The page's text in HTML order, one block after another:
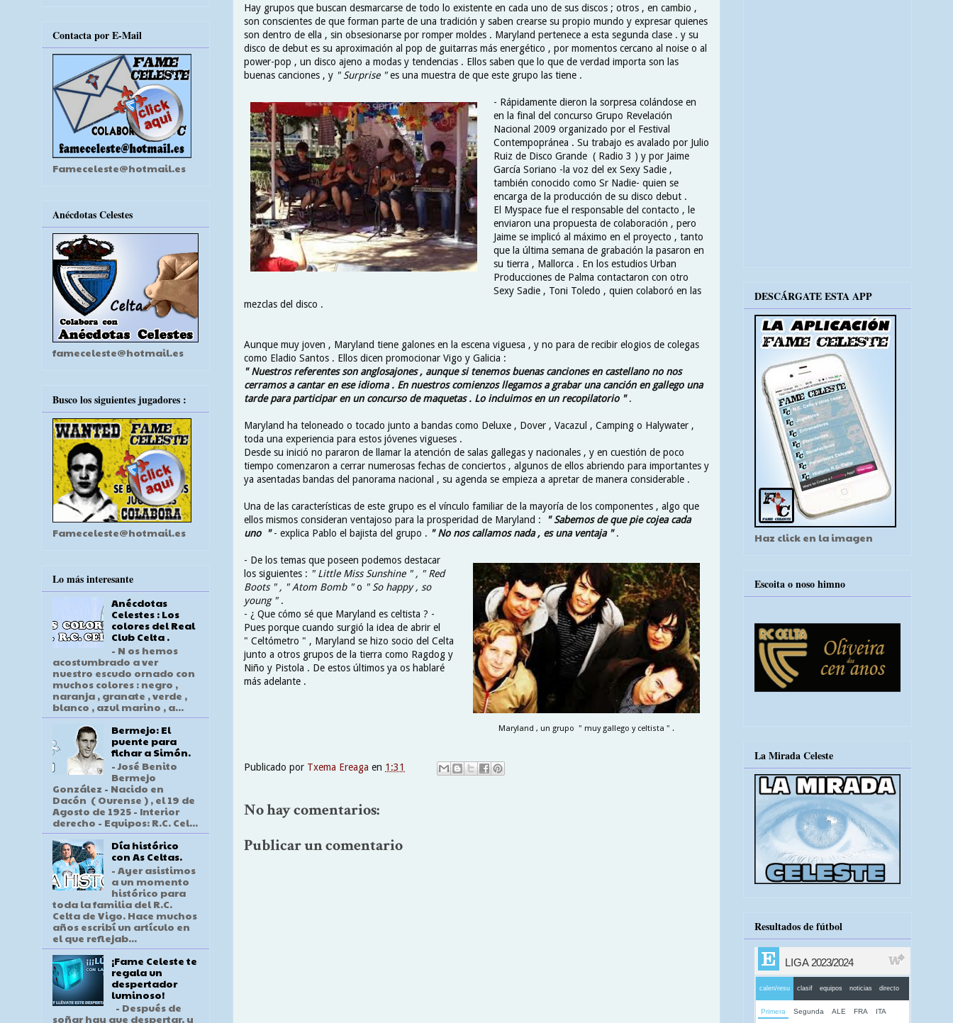
Hay grupos que buscan desmarcarse de todo lo existente en cada uno de sus discos ; otros , en cambio ,
son conscientes de que forman parte de una tradición y saben crearse su propio mundo y expresar quienes
son dentro de ella , sin obsesionarse por romper moldes . Maryland pertenece a esta segunda clase . y su
disco de debut es su aproximación al pop de guitarras más energético , por momentos cercano al noise o al
power-pop , un disco ajeno a modas y tendencias . Ellos saben que lo que de verdad importa son las
buenas canciones , y " Surprise "es una muestra de que este grupo las tiene .
- Rápidamente dieron la sorpresa colándose en
en la final del concurso Grupo Revelación
Nacional 2009 organizado por el Festival
Contempopránea . Su trabajo es avalado por Julio
Ruiz de Disco Grande ( Radio 3 ) y por Jaime
García Soriano -la voz del ex Sexy Sadie ,
también conocido como Sr Nadie- quien se
encarga de la producción de su disco debut .
El Myspace fue el responsable del contacto , le
enviaron una propuesta de colaboración , pero
Jaime se implicó al máximo en el proyecto , tanto
que la última semana de grabación la pasaron en
su tierra , Mallorca . En los estudios Urban
Producciones de Palma contactaron con otro
Sexy Sadie , Toni Toledo , quien colaboró en las
mezclas del disco .
Aunque muy joven , Maryland tiene galones en la escena viguesa , y no para de recibir elogios de colegas
como Eladio Santos . Ellos dicen promocionar Vigo y Galicia :
" Nuestros referentes son anglosajones , aunque si tenemos buenas canciones en castellano no nos
cerramos a cantar en ese idioma . En nuestros comienzos llegamos a grabar una canción en gallego una
tarde para participar en un concurso de maquetas . Lo incluimos en un recopilatorio ".
Maryland ha teloneado o tocado junto a bandas como Deluxe , Dover , Vacazul , Camping o Halywater ,
toda una experiencia para estos jóvenes vigueses .
Desde su inició no pararon de llamar la atención de salas gallegas y nacionales , y en cuestión de poco
tiempo comenzaron a cerrar numerosas fechas de conciertos , algunos de ellos abriendo para importantes y
ya asentadas bandas del panorama nacional , su agenda se empieza a apretar de manera considerable .
Una de las características de este grupo es el vínculo familiar de la mayoría de los componentes , algo que
ellos mismos consideran ventajoso para la prosperidad de Maryland :
" Sabemos de que pie cojea cada
uno "- explica Pablo el bajista del grupo . " No nos callamos nada , es una ventaja ".
Maryland , un grupo " muy gallego y celtista " .
- De los temas que poseen podemos destacar
los siguientes : " Little Miss Sunshine " , " Red
Boots " , " Atom Bomb "o " So happy , so
young ".
- ¿ Que cómo sé que Maryland es celtista ? -
Pues porque cuando surgió la idea de abrir el
" Celtómetro " , Maryland se hizo socio del Celta
junto a otros grupos de la tierra como Ragdog y
Niño y Pistola . De estos últimos ya os hablaré
más adelante .
Publicado por Txema Ereaga en 1:31
No hay comentarios:
Publicar un comentario
Contacta por E-Mail
Fameceleste@hotmail.es
Anécdotas Celestes
fameceleste@hotmail.es
Busco los siguientes jugadores :
Fameceleste@hotmail.es
Lo más interesante
Anécdotas
Celestes : Los
colores del Real
Club Celta .
- N os hemos
acostumbrado a ver
nuestro escudo ornado con
muchos colores : negro ,
naranja , granate , verde ,
blanco , azul marino , a...
Bermejo: El
puente para
fichar a Simón.
- José Benito
Bermejo
González - Nacido en
Dacón ( Ourense ) , el 19 de
Agosto de 1925 - Interior
derecho - Equipos: R.C. Cel...
Día histórico
con As Celtas.
- Ayer asistimos
a un momento
histórico para
toda la familia del R.C.
Celta de Vigo. Hace muchos
años escribí un artículo en
el que reflejab...
¡Fame Celeste te
regala un
despertador
luminoso!
- Después de
soñar hay que despertar, y
DESCÁRGATE ESTA APP
Haz click en la imagen
Escoita o noso himno
La Mirada Celeste
Resultados de fútbol